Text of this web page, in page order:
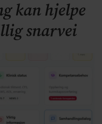
kan hjelpe
snarvei